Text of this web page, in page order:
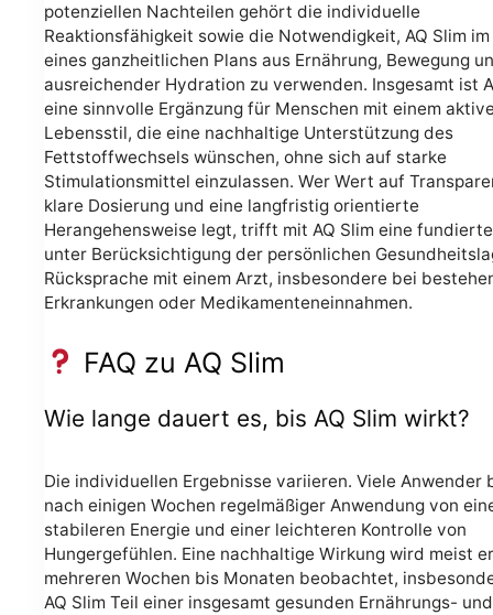
potenziellen Nachteilen gehört die individuelle
Reaktionsfähigkeit sowie die Notwendigkeit, AQ Slim im
eines ganzheitlichen Plans aus Ernährung, Bewegung
ausreichender Hydration zu verwenden. Insgesamt ist
eine sinnvolle Ergänzung für Menschen mit einem
Lebensstil, die eine nachhaltige Unterstützung des
Fettstoffwechsels wünschen, ohne sich auf starke
Stimulationsmittel einzulassen. Wer Wert auf
klare Dosierung und eine langfristig orientierte
Herangehensweise legt, trifft mit AQ Slim eine
unter Berücksichtigung der persönlichen
Rücksprache mit einem Arzt, insbesondere bei
Erkrankungen oder Medikamenteneinnahmen.
FAQ zu AQ Slim
Wie lange dauert es, bis AQ Slim wirkt?
Die individuellen Ergebnisse variieren. Viele Anwender
nach einigen Wochen regelmäßiger Anwendung von
stabileren Energie und einer leichteren Kontrolle von
Hungergefühlen. Eine nachhaltige Wirkung wird meist
mehreren Wochen bis Monaten beobachtet,
AQ Slim Teil einer insgesamt gesunden Ernährungs- und